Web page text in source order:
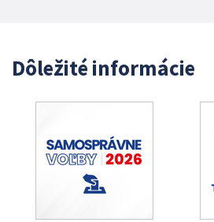
Dôležité informácie